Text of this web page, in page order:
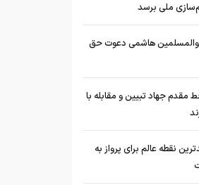
ملی برسد
هاشمی دعوت حق
مقدم جهاد تبیین و مقابله با
نقطه عالم برای پرواز به